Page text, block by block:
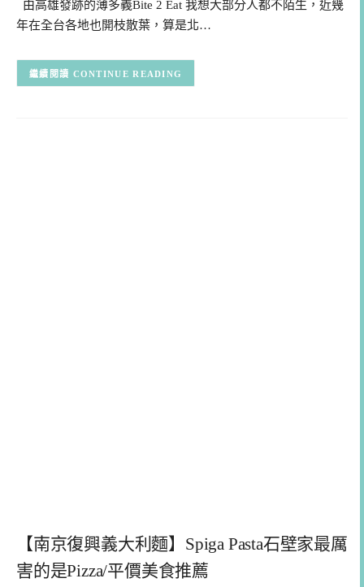
由高雄發跡的薄多義Bite 2 Eat 我想大部分人都不陌生，近幾
年在全台各地也開枝散葉，算是北…
CONTINUE READING
【南京復興義大利麵】Spiga Pasta石壁家最厲
害的是Pizza/平價美食推薦